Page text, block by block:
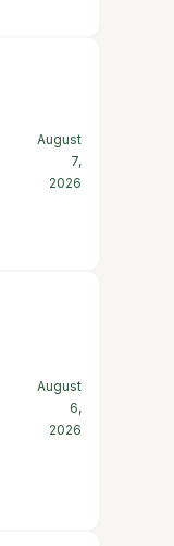
August
7,
2026
August
6,
2026